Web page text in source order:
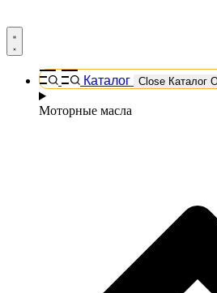
Каталог Close Каталог
Моторные масла